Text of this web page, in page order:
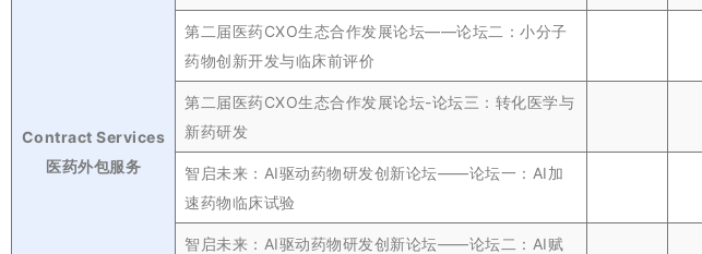
Contract Services
医药外包服务
第二届医药CXO生态合作发展论坛——论坛二：小分子
药物创新开发与临床前评价
第二届医药CXO生态合作发展论坛-论坛三：转化医学与
新药研发
智启未来：AI驱动药物研发创新论坛——论坛一：AI加
速药物临床试验
智启未来：AI驱动药物研发创新论坛——论坛二：AI赋